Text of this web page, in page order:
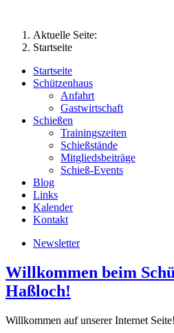
Aktuelle Seite:
Startseite
Startseite
Schützenhaus
Anfahrt
Gastwirtschaft
Schießen
Trainingszeiten
Schießstände
Mitgliedsbeiträge
Schieß-Events
Blog
Links
Kalender
Kontakt
Newsletter
Willkommen beim
Haßloch!
Willkommen auf unserer Internet Seite!